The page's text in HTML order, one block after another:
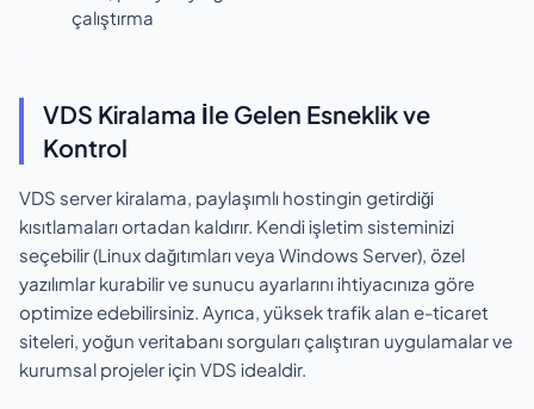
çalıştırma
VDS Kiralama İle Gelen Esneklik ve
Kontrol
VDS server kiralama, paylaşımlı hostingin getirdiği
kısıtlamaları ortadan kaldırır. Kendi işletim sisteminizi
seçebilir (Linux dağıtımları veya Windows Server), özel
yazılımlar kurabilir ve sunucu ayarlarını ihtiyacınıza göre
optimize edebilirsiniz. Ayrıca, yüksek trafik alan e-ticaret
siteleri, yoğun veritabanı sorguları çalıştıran uygulamalar ve
kurumsal projeler için VDS idealdir.